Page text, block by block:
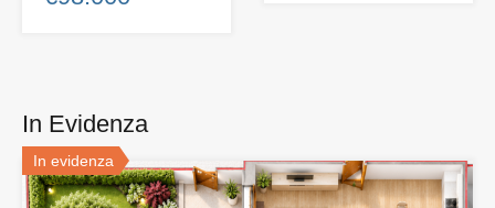
In Evidenza
In evidenza